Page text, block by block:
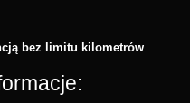
bez limitu kilometrów.